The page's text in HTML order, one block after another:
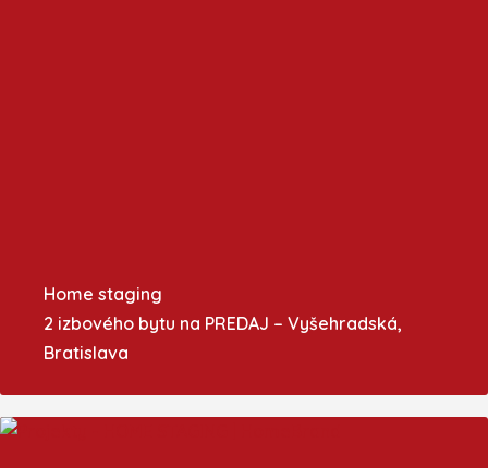
Home staging
2 izbového bytu na PREDAJ – Vyšehradská,
Bratislava